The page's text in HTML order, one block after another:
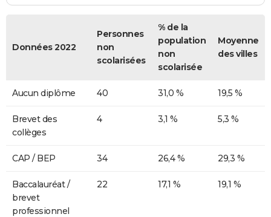
Données 2022
Personnes
non
scolarisées
% de la
population
non
scolarisée
Moyenne
des villes
Aucun diplôme 40 31,0 % 19,5 %
Brevet des
collèges
4 3,1 % 5,3 %
CAP / BEP 34 26,4 % 29,3 %
Baccalauréat /
brevet
professionnel
22 17,1 % 19,1 %